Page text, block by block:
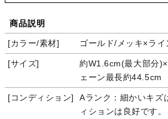
商品説明
カラー/素材 ゴールド/メッキ×ライ
サイズ
約W1.6cm(最大部分
ェーン最長約44.5cm
コンディション
Aランク：細かいキズ
ィションは良好です。